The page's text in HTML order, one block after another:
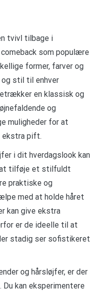
tvivl tilbage i
som populære
former, farver og
stil til enhver
en klassisk og
og
muligheder for at
ekstra pift.
i dit hverdagslook kan
at tilføje et stilfuldt
praktiske og
med at holde håret
kan give ekstra
er de ideelle til at
stadig ser sofistikeret
og hårsløjfer, er der
kan eksperimentere